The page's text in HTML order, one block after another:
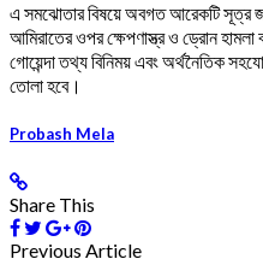
এ সমঝোতার বিষয়ে অবগত আরেকটি সূত্র
আমিরাতের ওপর ক্ষেপণাস্ত্র ও ড্রোন
গোয়েন্দা তথ্য বিনিময় এবং অর্থনৈতিক
তোলা হবে।
Probash Mela
Share This
Previous Article